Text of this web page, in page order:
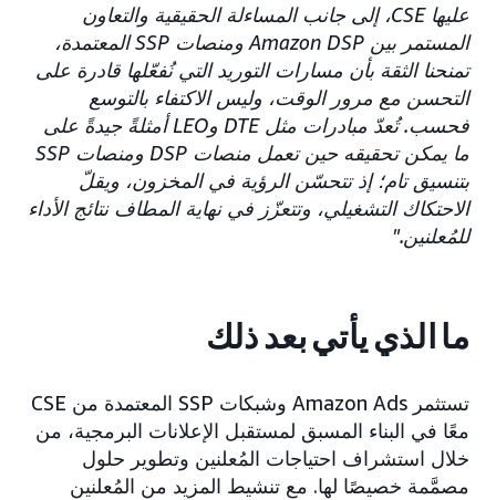
عليها CSE، إلى جانب المساءلة الحقيقية والتعاون
المستمر بين Amazon DSP ومنصات SSP المعتمدة،
تمنحنا الثقة بأن مسارات التوريد التي نُفعّلها قادرة على
التحسن مع مرور الوقت، وليس الاكتفاء بالتوسع
فحسب. تُعدّ مبادرات مثل DTE وLEO أمثلةً جيدةً على
ما يمكن تحقيقه حين تعمل منصات DSP ومنصات SSP
بتنسيق تام؛ إذ تتحسّن الرؤية في المخزون، ويقلّ
الاحتكاك التشغيلي، وتتعزّز في نهاية المطاف نتائج الأداء
للمُعلنين."
ما الذي يأتي بعد ذلك
تستثمر Amazon Ads وشبكات SSP المعتمدة من CSE
معًا في البناء المسبق لمستقبل الإعلانات البرمجية، من
خلال استشراف احتياجات المُعلنين وتطوير حلول
مصمَّمة خصيصًا لها. مع تنشيط المزيد من المُعلنين